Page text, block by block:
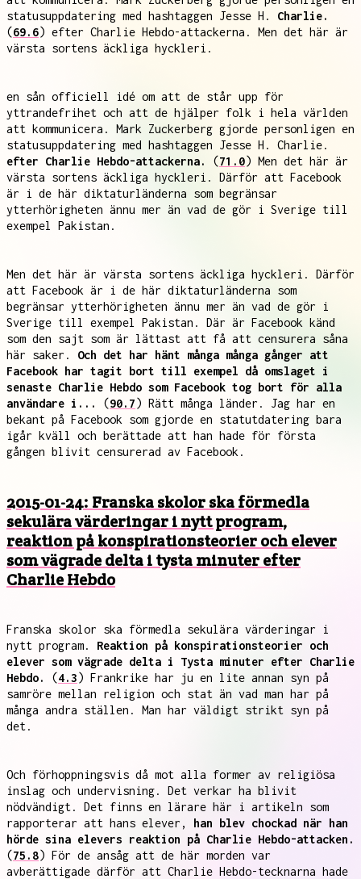
statusuppdatering med hashtaggen Jesse H. Charlie.
(69.6) efter Charlie Hebdo-attackerna. Men det här är
värsta sortens äckliga hyckleri.
en sån officiell idé om att de står upp för
yttrandefrihet och att de hjälper folk i hela världen
att kommunicera. Mark Zuckerberg gjorde personligen en
statusuppdatering med hashtaggen Jesse H. Charlie.
efter Charlie Hebdo-attackerna.
(71.0) Men det här är
värsta sortens äckliga hyckleri. Därför att Facebook
är i de här diktaturländerna som begränsar
ytterhörigheten ännu mer än vad de gör i Sverige till
exempel Pakistan.
Men det här är värsta sortens äckliga hyckleri. Därför
att Facebook är i de här diktaturländerna som
begränsar ytterhörigheten ännu mer än vad de gör i
Sverige till exempel Pakistan. Där är Facebook känd
som den sajt som är lättast att få att censurera såna
här saker. Och det har hänt många många gånger att
Facebook har tagit bort till exempel då omslaget i
senaste Charlie Hebdo som Facebook tog bort för alla
användare i...
(90.7) Rätt många länder. Jag har en
bekant på Facebook som gjorde en statutdatering bara
igår kväll och berättade att han hade för första
gången blivit censurerad av Facebook.
2015-01-24: Franska skolor ska förmedla
sekulära värderingar i nytt program,
reaktion på konspirationsteorier och elever
som vägrade delta i tysta minuter efter
Charlie Hebdo
Franska skolor ska förmedla sekulära värderingar i
nytt program. Reaktion på konspirationsteorier och
elever som vägrade delta i Tysta minuter efter Charlie
Hebdo.
(4.3) Frankrike har ju en lite annan syn på
samröre mellan religion och stat än vad man har på
många andra ställen. Man har väldigt strikt syn på
det.
Och förhoppningsvis då mot alla former av religiösa
inslag och undervisning. Det verkar ha blivit
nödvändigt. Det finns en lärare här i artikeln som
rapporterar att hans elever, han blev chockad när han
hörde sina elevers reaktion på Charlie Hebdo-attacken.
(75.8) För de ansåg att de här morden var
avberättigade därför att Charlie Hebdo-tecknarna hade